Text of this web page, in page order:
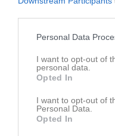
Personal Data
I want to opt-out of
personal data.
Opted In
I want to opt-out of
Personal Data.
Opted In
Ingen video uppladdad